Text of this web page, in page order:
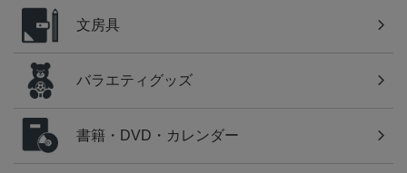
文房具
バラエティグッズ
書籍・DVD・カレンダー